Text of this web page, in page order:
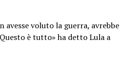
avesse voluto la guerra, avrebbe
è tutto» ha detto Lula a